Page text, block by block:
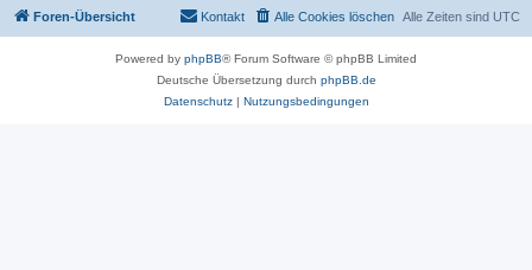
Foren-Übersicht Alle Zeiten sind UTC
Alle Cookies löschen
Kontakt
Powered by phpBB® Forum Software © phpBB Limited
Deutsche Übersetzung durch phpBB.de
Datenschutz| Nutzungsbedingungen